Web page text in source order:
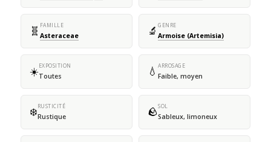
🧬 FAMILLE
Asteraceae 🔬 GENRE
Armoise (Artemisia)
☀️EXPOSITION
Toutes 💧 ARROSAGE
Faible, moyen
❄️RUSTICITÉ
Rustique 🪨SOL
Sableux, limoneux